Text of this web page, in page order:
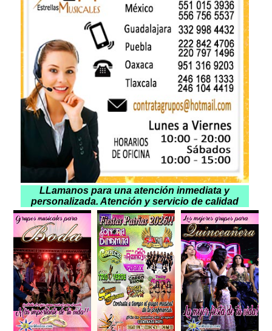
LLamanos para una atención inmediata y
personalizada. Atención y servicio de calidad